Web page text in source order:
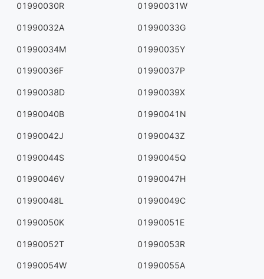
01990030R 01990031W
01990032A 01990033G
01990034M 01990035Y
01990036F 01990037P
01990038D 01990039X
01990040B 01990041N
01990042J 01990043Z
01990044S 01990045Q
01990046V 01990047H
01990048L 01990049C
01990050K 01990051E
01990052T 01990053R
01990054W 01990055A